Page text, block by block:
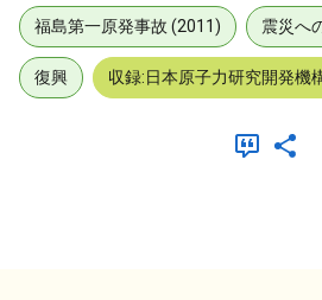
福島第一原発事故 (2011) 震災へ
復興 収録:日本原子力研究開発機